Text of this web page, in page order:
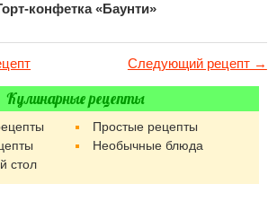
конфетка «Баунти»
Следующий рецепт →
Кулинарные рецепты
Простые рецепты
Необычные блюда
стол